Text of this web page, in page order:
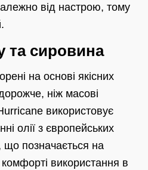
від настрою, тому
та сировина
на основі якісних
ніж масові
використовує
олії з європейських
що позначається на
використання в